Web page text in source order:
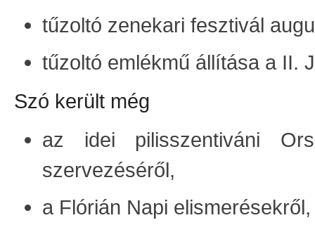
tűzoltó zenekari fesztivál
tűzoltó emlékmű állítása a II.
Szó került még
az idei pilisszentiváni
szervezéséről,
a Flórián Napi elismerésekről,